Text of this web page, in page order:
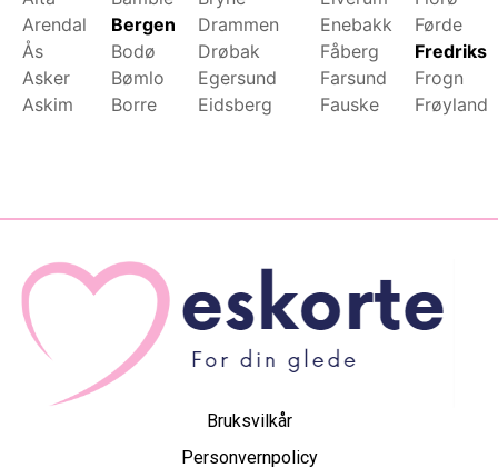
Arendal
Ås
Asker
Askim
Bergen
Bodø
Bømlo
Borre
Drammen
Drøbak
Egersund
Eidsberg
Enebakk
Fåberg
Farsund
Fauske
Førde
Frogn
Frøyland
Bruksvilkår
Personvernpolicy